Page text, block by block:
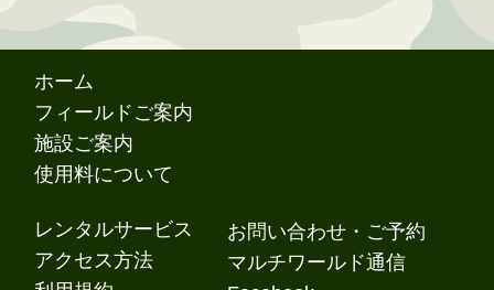
ホーム
フィールドご案内
施設ご案内
使用料について
レンタルサービス
アクセス方法
お問い合わせ・ご予約
マルチワールド通信